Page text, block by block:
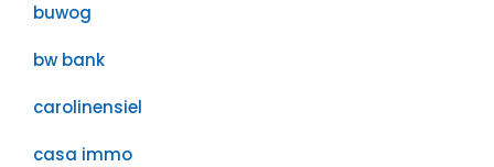
buwog
bw bank
carolinensiel
casa immo